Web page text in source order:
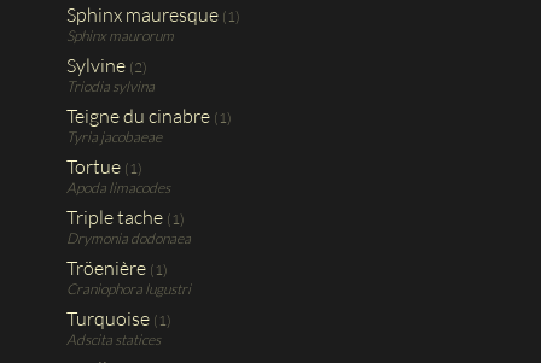
Sphinx mauresque (1)
Sphinx maurorum
Sylvine (2)
Triodia sylvina
Teigne du cinabre (1)
Tyria jacobaeae
Tortue (1)
Apoda limacodes
Triple tache (1)
Drymonia dodonaea
Tröenière (1)
Craniophora lugustri
Turquoise (1)
Adscita statices